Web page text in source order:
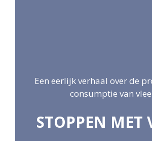
Een eerlijk verhaal over de
consumptie van
STOPPEN MET